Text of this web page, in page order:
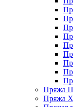
Пряжа
Пряжа